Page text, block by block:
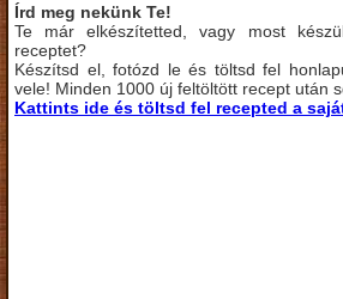
Írd meg nekünk Te!
Te már elkészítetted, vagy most
receptet?
Készítsd el, fotózd le és töltsd fel
vele! Minden 1000 új feltöltött recept után
Kattints ide és töltsd fel recepted a